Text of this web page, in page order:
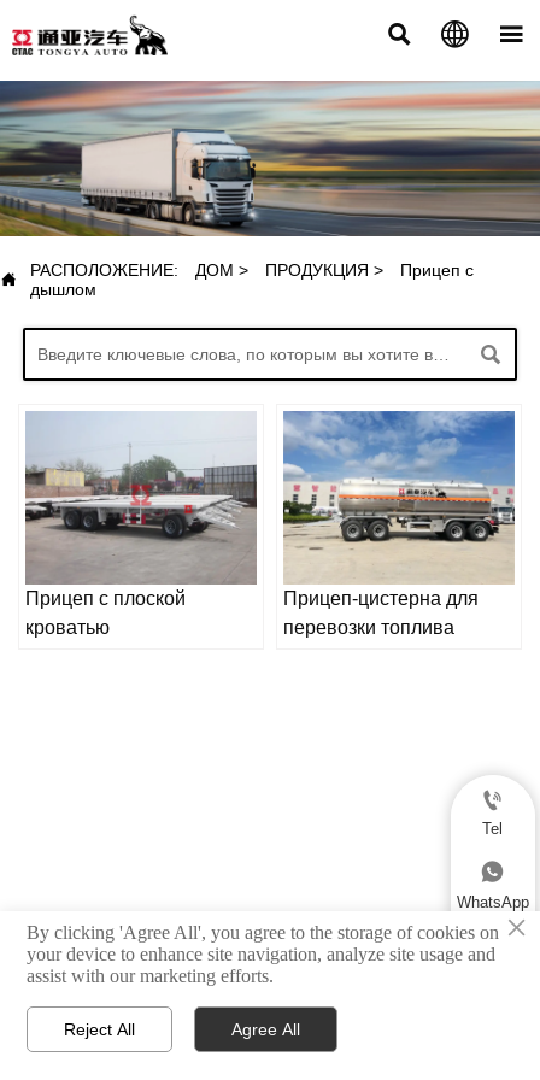
  
ПРОДУКЦИЯ
 РАСПОЛОЖЕНИЕ: ДОМ > ПРОДУКЦИЯ >
Прицеп с
дышлом

Прицеп с плоской
кроватью
Прицеп-цистерна для
перевозки топлива


Tel

WhatsApp
 ×
By clicking 'Agree All', you agree to the storage of cookies on
your device to enhance site navigation, analyze site usage and
assist with our marketing efforts.
Reject All Agree All